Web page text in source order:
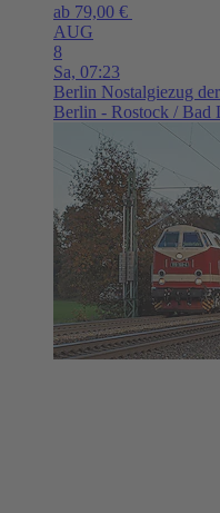
ab 79,00 €
AUG
8
Sa, 07:23
Berlin Nostalgiezug
Berlin - Rostock / Bad